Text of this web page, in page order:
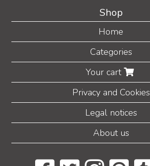
Shop
Home
Categories
Your cart
Privacy and Cookies
Legal notices
About us